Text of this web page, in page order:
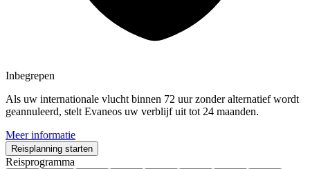
Inbegrepen
Als uw internationale vlucht binnen 72 uur zonder alternatief wordt
geannuleerd, stelt Evaneos uw verblijf uit tot 24 maanden.
Meer informatie
Reisplanning starten
Reisprogramma